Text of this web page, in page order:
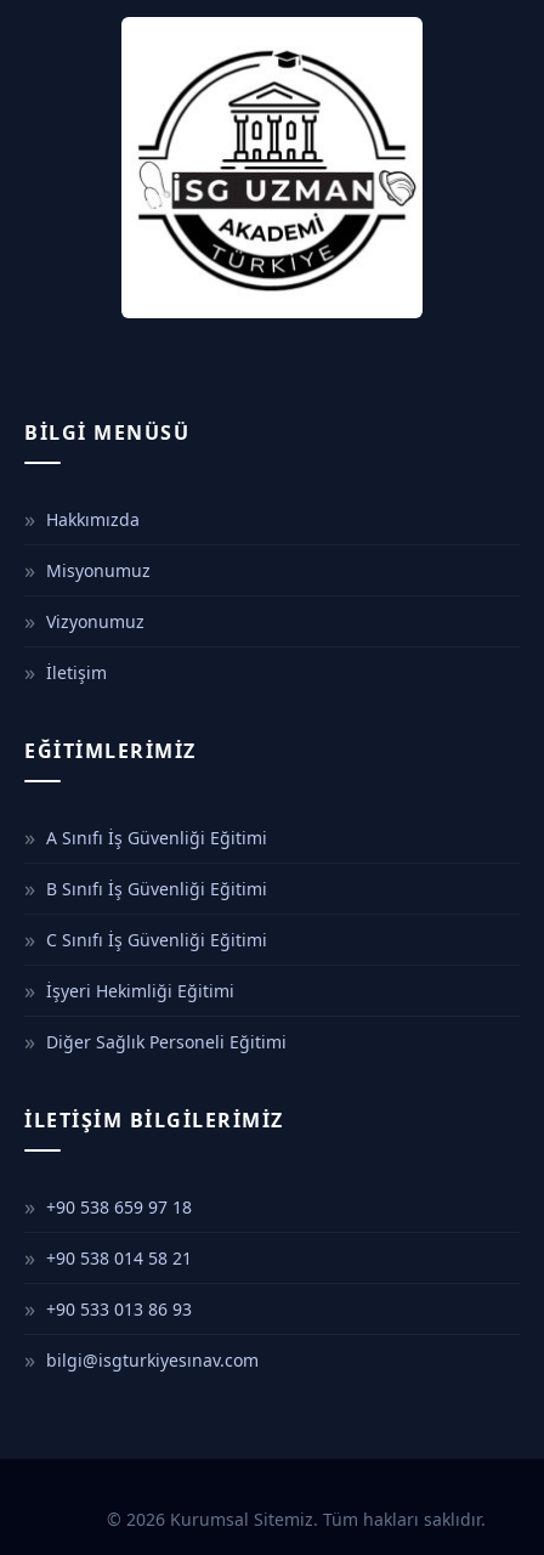
BILGI MENÜSÜ
Hakkımızda
Misyonumuz
Vizyonumuz
İletişim
EĞITIMLERIMIZ
A Sınıfı İş Güvenliği Eğitimi
B Sınıfı İş Güvenliği Eğitimi
C Sınıfı İş Güvenliği Eğitimi
İşyeri Hekimliği Eğitimi
Diğer Sağlık Personeli Eğitimi
İLETIŞIM BILGILERIMIZ
+90 538 659 97 18
+90 538 014 58 21
+90 533 013 86 93
bilgi@isgturkiyesınav.com
© 2026 Kurumsal Sitemiz. Tüm hakları saklıdır.